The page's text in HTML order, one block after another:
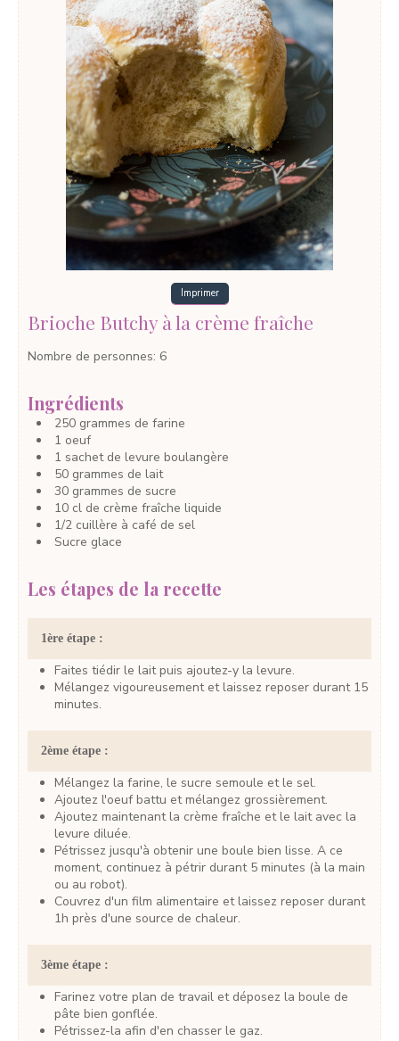
Imprimer
Brioche Butchy à la crème fraîche
Nombre de personnes: 6
Ingrédients
250 grammes de farine
1 oeuf
1 sachet de levure boulangère
50 grammes de lait
30 grammes de sucre
10 cl de crème fraîche liquide
1/2 cuillère à café de sel
Sucre glace
Les étapes de la recette
1ère étape :
Faites tiédir le lait puis ajoutez-y la levure.
Mélangez vigoureusement et laissez reposer durant 15
minutes.
2ème étape :
Mélangez la farine, le sucre semoule et le sel.
Ajoutez l'oeuf battu et mélangez grossièrement.
Ajoutez maintenant la crème fraîche et le lait avec la
levure diluée.
Pétrissez jusqu'à obtenir une boule bien lisse. A ce
moment, continuez à pétrir durant 5 minutes (à la main
ou au robot).
Couvrez d'un film alimentaire et laissez reposer durant
1h près d'une source de chaleur.
3ème étape :
Farinez votre plan de travail et déposez la boule de
pâte bien gonflée.
Pétrissez-la afin d'en chasser le gaz.